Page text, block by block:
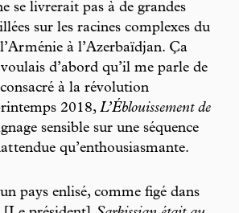
se livrerait pas à de grandes
sur les racines complexes du
à l’Azerbaïdjan. Ça
d’abord qu’il me parle de
à la révolution
2018, L’Éblouissement de
sensible sur une séquence
tendue qu’enthousiasmante.
pays enlisé, comme figé dans